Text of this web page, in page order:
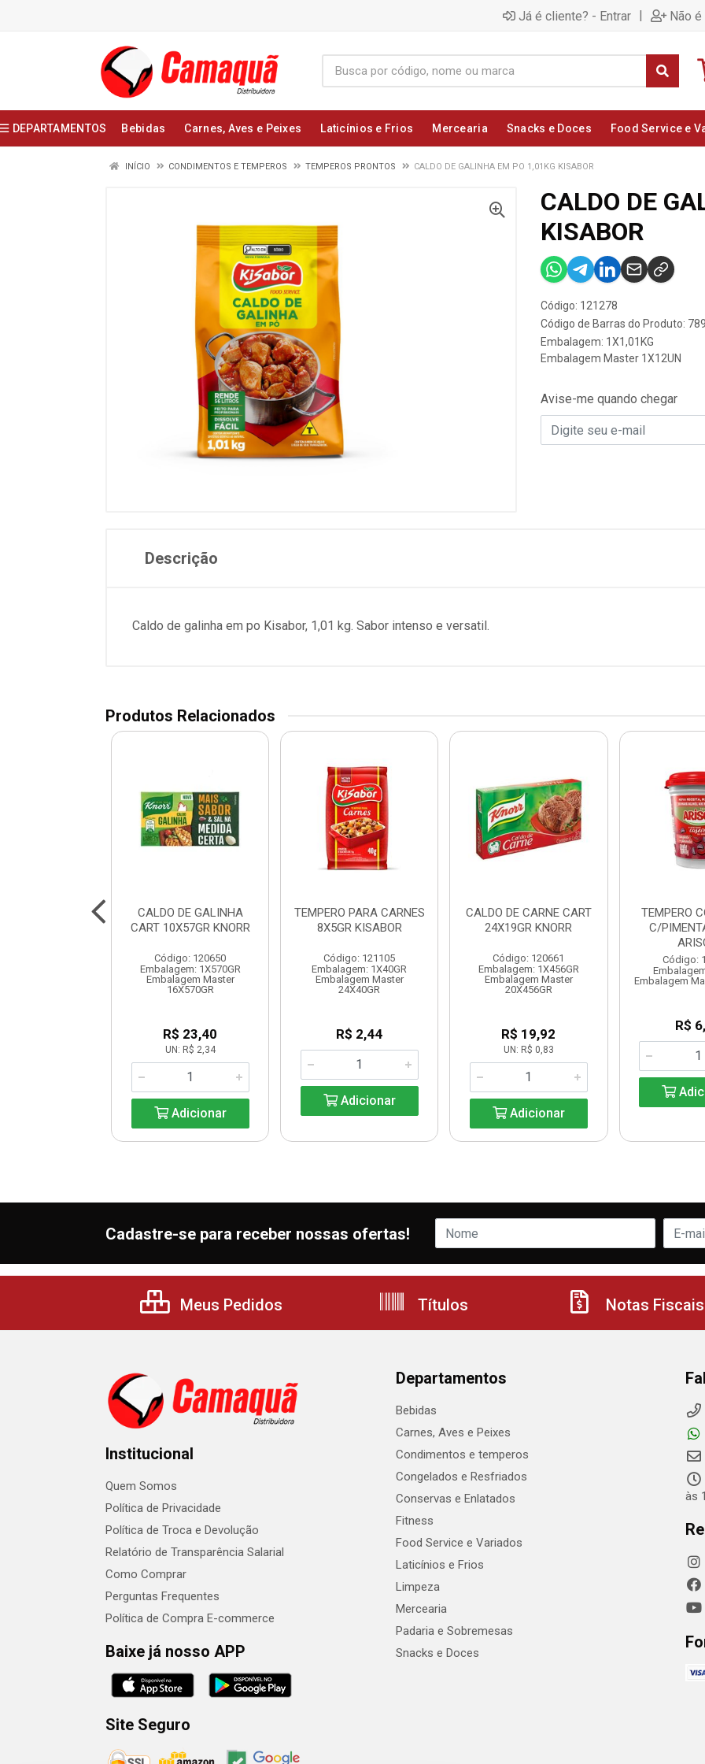
Já é cliente? - Entrar | Não
DEPARTAMENTOS Bebidas Carnes, Aves e Peixes Laticínios e Frios Mercearia Snacks e Doces Food Service e
INÍCIO CONDIMENTOS E TEMPEROS TEMPEROS PRONTOS CALDO DE GALINHA EM PO 1,01KG KISABOR
CALDO DE
KISABOR
Código: 121278
Código de Barras do Produto:
Embalagem: 1X1,01KG
Embalagem Master 1X12UN
Avise-me quando chegar
Descrição
Caldo de galinha em po Kisabor, 1,01 kg. Sabor intenso e versatil.
Produtos Relacionados
CALDO DE GALINHA
CART 10X57GR KNORR
Código: 120650
Embalagem: 1X570GR
Embalagem Master
16X570GR
R$ 23,40
UN: R$ 2,34
Adicionar
TEMPERO PARA CARNES
8X5GR KISABOR
Código: 121105
Embalagem: 1X40GR
Embalagem Master
24X40GR
R$ 2,44
Adicionar
CALDO DE CARNE CART
24X19GR KNORR
Código: 120661
Embalagem: 1X456GR
Embalagem Master
20X456GR
R$ 19,92
UN: R$ 0,83
Adicionar
TEMPERO
C/
Código:
Embalagem
R$
Cadastre-se para receber nossas ofertas!
Meus Pedidos Títulos Notas Fiscais
Institucional
Quem Somos
Política de Privacidade
Política de Troca e Devolução
Relatório de Transparência Salarial
Como Comprar
Perguntas Frequentes
Política de Compra E-commerce
Baixe já nosso APP
Site Seguro
Departamentos
Bebidas
Carnes, Aves e Peixes
Condimentos e temperos
Congelados e Resfriados
Conservas e Enlatados
Fitness
Food Service e Variados
Laticínios e Frios
Limpeza
Mercearia
Padaria e Sobremesas
Snacks e Doces
às